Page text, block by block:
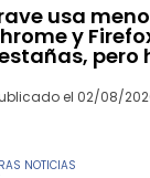
usa
y
pero
el 02/08/
NOTICIAS